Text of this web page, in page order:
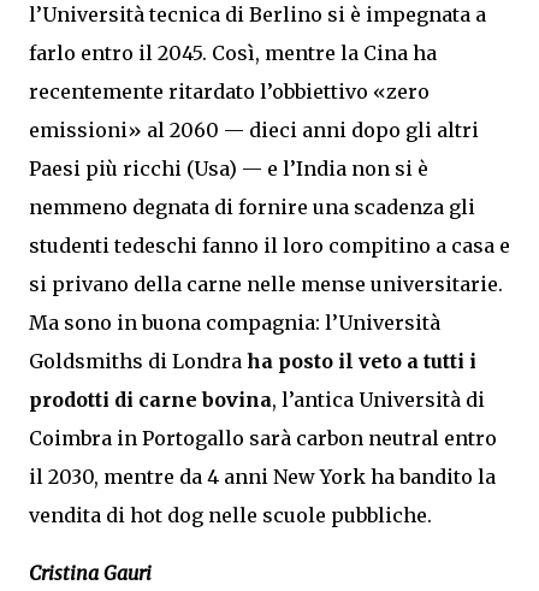
l’Università tecnica di Berlino si è impegnata a
farlo entro il 2045. Così, mentre la Cina ha
recentemente ritardato l’obbiettivo «zero
emissioni» al 2060 — dieci anni dopo gli altri
Paesi più ricchi (Usa) — e l’India non si è
nemmeno degnata di fornire una scadenza gli
studenti tedeschi fanno il loro compitino a casa e
si privano della carne nelle mense universitarie.
Ma sono in buona compagnia: l’Università
Goldsmiths di Londra ha posto il veto a tutti i
prodotti di carne bovina, l’antica Università di
Coimbra in Portogallo sarà carbon neutral entro
il 2030, mentre da 4 anni New York ha bandito la
vendita di hot dog nelle scuole pubbliche.
Cristina Gauri